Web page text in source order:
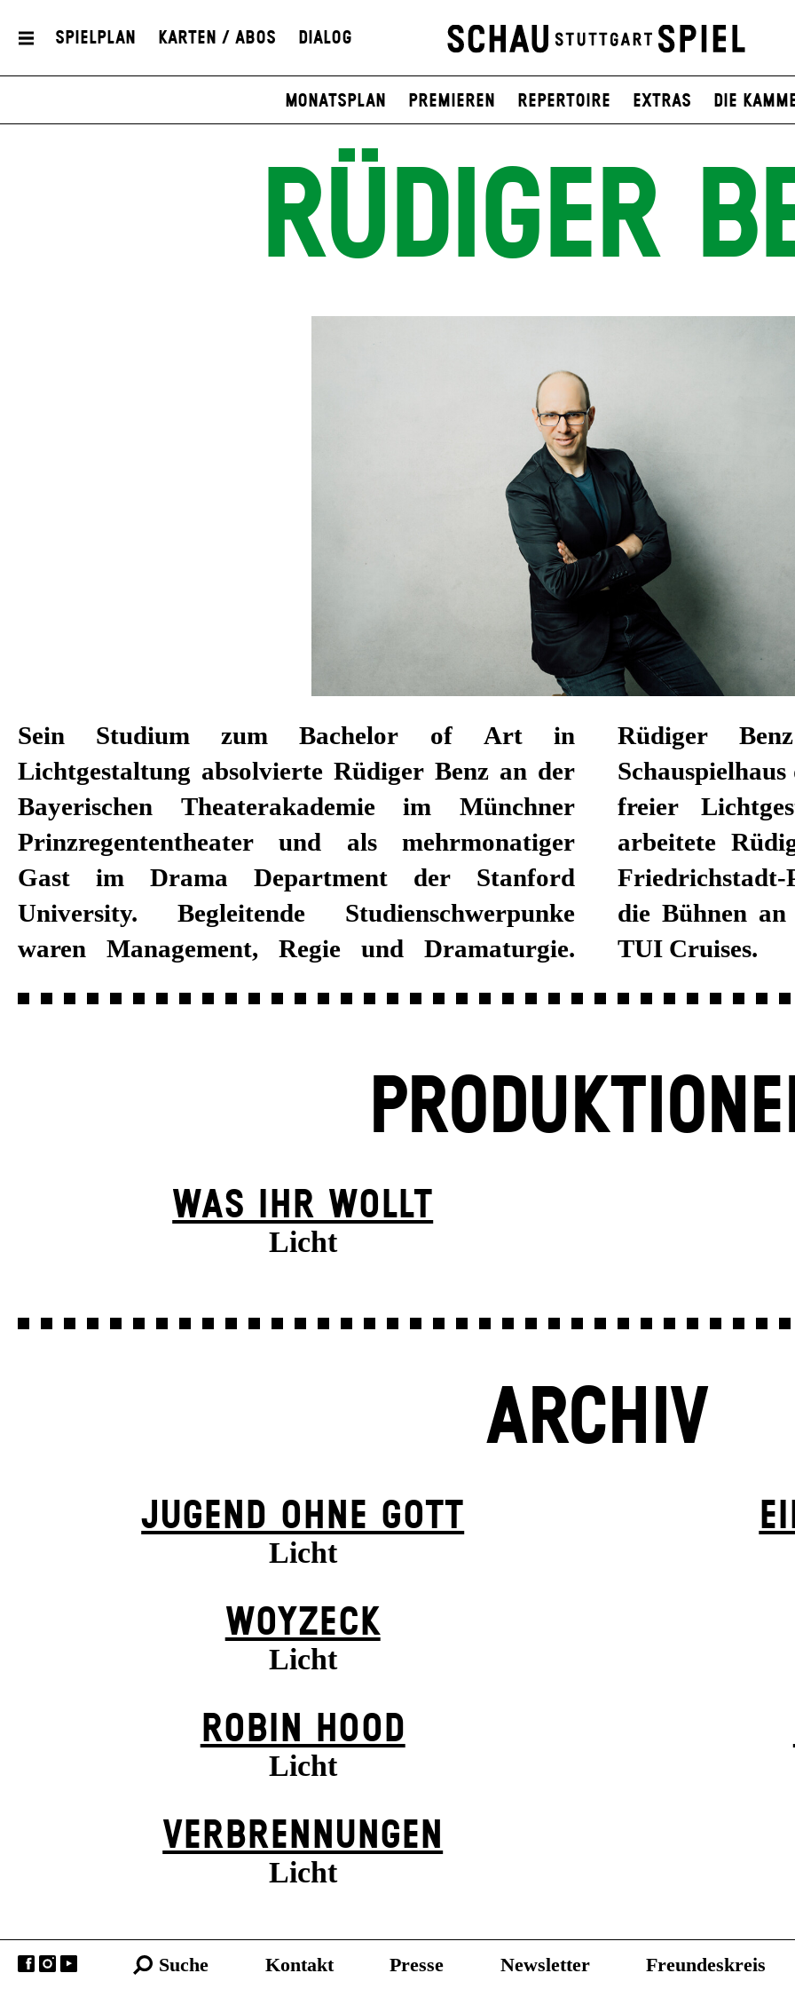
Spielplan Karten / Abos Dialog
Monatsplan Premieren Repertoire Extras Die
RÜDIGER
Sein Studium zum Bachelor of Art in
Lichtgestaltung absolvierte Rüdiger Benz an der
Bayerischen Theaterakademie im Münchner
Prinzregententheater und als mehrmonatiger
Gast im Drama Department der Stanford
University. Begleitende Studienschwerpunke
waren Management, Regie und Dramaturgie.
Rüdiger Benz ist Beleuchtungsmeister am
Schauspielhaus des Stuttgarter Staatstheaters und
freier Lichtgestalter. Im Theater-Management
arbeitete Rüdiger Benz u. a. für den Berliner
Friedrichstadt-Palast, Stage Entertainment oder
die Bühnen an Bord der Mein Schiff Flotte von
TUI Cruises.
WAS IHR WOLLT
Licht
ARCHIV
JUGEND OHNE GOTT
Licht
WOYZECK
Licht
ROBIN HOOD
Licht
VERBRENNUNGEN
Licht
Suche Kontakt Presse Newsletter Freundeskreis